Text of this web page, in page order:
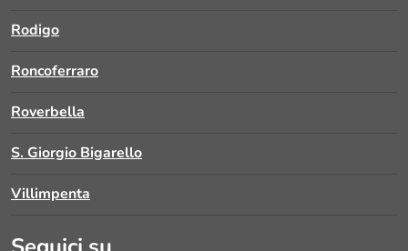
Rodigo
Roncoferraro
Roverbella
S. Giorgio Bigarello
Villimpenta